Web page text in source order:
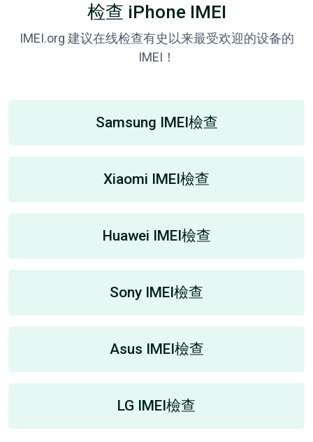
检查 iPhone IMEI
IMEI.org 建议在线检查有史以来最受欢迎的设备的
IMEI！
Samsung IMEI檢查
Xiaomi IMEI檢查
Huawei IMEI檢查
Sony IMEI檢查
Asus IMEI檢查
LG IMEI檢查